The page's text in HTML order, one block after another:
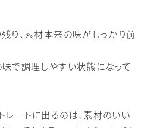
り、素材本来の味がしっかり前
で調理しやすい状態になって
ートに出るのは、素材のいい